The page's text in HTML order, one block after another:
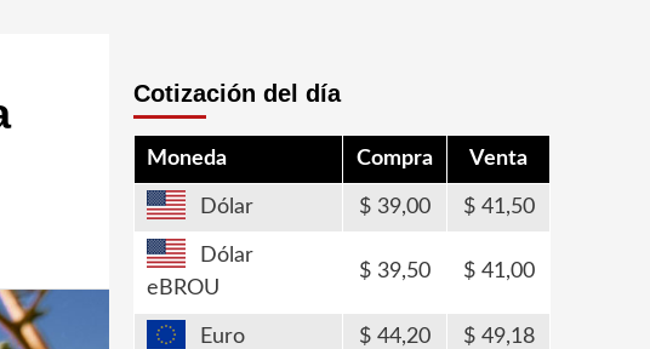
Cotización del día
Moneda Compra Venta
Dólar 39,00 41,50
Dólar
eBROU
39,50 41,00
Euro 44,20 49,18